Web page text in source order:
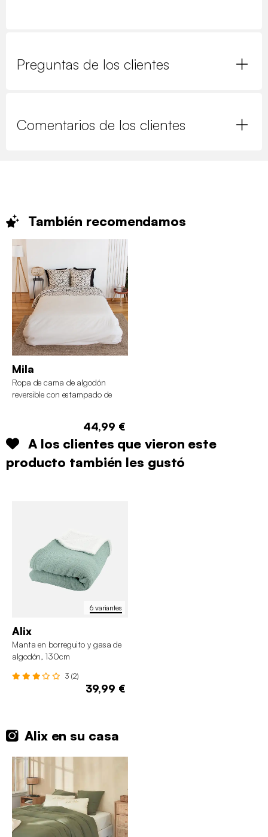
Preguntas de los clientes
Comentarios de los clientes
También recomendamos
Mila
Ropa de cama de algodón
reversible con estampado de
44,99 €
A los clientes que vieron este
producto también les gustó
6 variantes
Alix
Manta en borreguito y gasa de
algodón, 130cm
3 (2)
39,99 €
Alix en su casa